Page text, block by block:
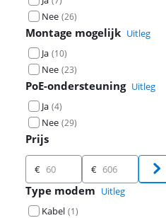
Nee (26)
Montage mogelijk Uitleg
Ja (10)
Nee (23)
PoE-ondersteuning Uitleg
Ja (4)
Nee (29)
Prijs
Prijs
€ €
Type modem Uitleg
Kabel (1)